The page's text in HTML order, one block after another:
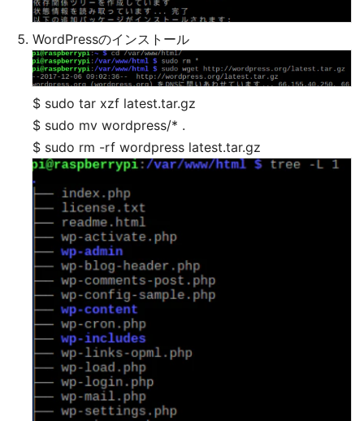
WordPressのインストール
$ sudo tar xzf latest.tar.gz
$ sudo mv wordpress/* .
$ sudo rm -rf wordpress latest.tar.gz